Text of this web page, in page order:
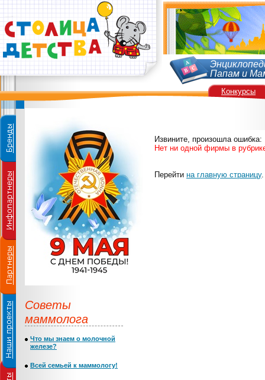
Папам и
Извините, произошла ошибка:
Нет ни одной фирмы в
Перейти на главную страницу.
Советы
маммолога
Что мы знаем о молочной
железе?
Всей семьей к маммологу!
Конкурсы